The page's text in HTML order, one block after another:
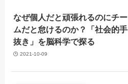
なぜ個人だと頑張れるのにチー
ムだと怠けるのか？「社会的手
抜き」を脳科学で探る
2021-10-09